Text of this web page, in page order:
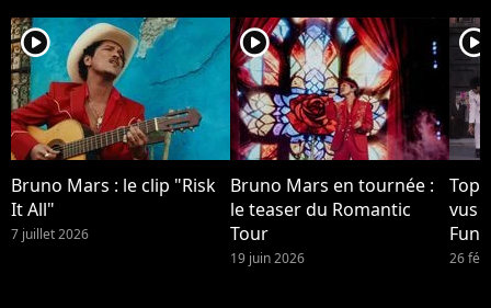
player2
Bruno Mars : le clip "Risk
It All"
7 juillet 2026
player2
Bruno Mars en tournée :
le teaser du Romantic
Tour
19 juin 2026
player2
Top
vus
26